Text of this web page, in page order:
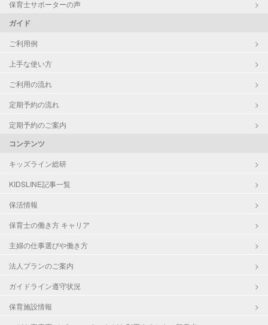
保育士サポーターの声
ガイド
ご利用例
上手な使い方
ご利用の流れ
定期予約の流れ
定期予約のご案内
コンテンツ
キッズライン総研
KIDSLINE記事一覧
保活情報
保育士の働き方 キャリア
主婦の仕事選びや働き方
法人プランのご案内
ガイドライン遵守状況
保育施設情報